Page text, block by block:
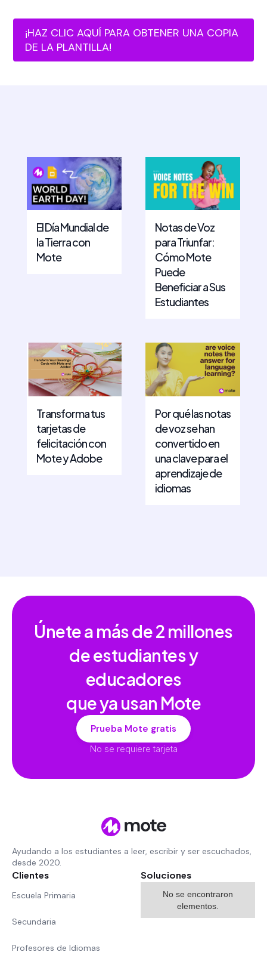
¡HAZ CLIC AQUÍ PARA OBTENER UNA COPIA
DE LA PLANTILLA!
El Día Mundial de
la Tierra con
Mote
Notas de Voz
para Triunfar:
Cómo Mote
Puede
Beneficiar a Sus
Estudiantes
Transforma tus
tarjetas de
felicitación con
Mote y Adobe
Por qué las notas
de voz se han
convertido en
una clave para el
aprendizaje de
idiomas
Únete a más de2 millones
de estudiantes y
educadores
que ya usan Mote
Prueba Mote gratis
No se requiere tarjeta
Ayudando a los estudiantes a leer, escribir y ser escuchados,
desde 2020.
Clientes
Escuela Primaria
Secundaria
Profesores de Idiomas
Soluciones
No se encontraron
elementos.